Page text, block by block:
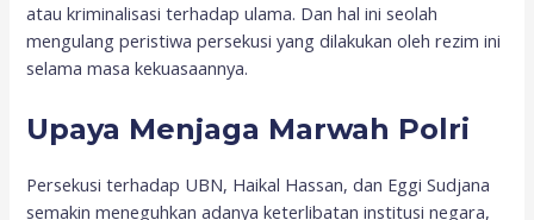
atau kriminalisasi terhadap ulama. Dan hal ini seolah
mengulang peristiwa persekusi yang dilakukan oleh rezim ini
selama masa kekuasaannya.
Upaya Menjaga Marwah Polri
Persekusi terhadap UBN, Haikal Hassan, dan Eggi Sudjana
semakin meneguhkan adanya keterlibatan institusi negara,